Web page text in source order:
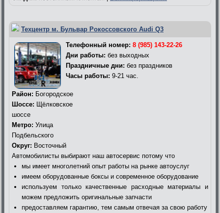
Техцентр м. Бульвар Рокоссовского Audi Q3
Телефонный номер: 8 (985) 143-22-26
Дни работы: без выходных
Праздничные дни: без праздников
Часы работы: 9-21 час.
Район: Богородское
Шоссе: Щёлковское
шоссе
Метро: Улица
Подбельского
Округ: Восточный
Автомобилисты выбирают наш автосервис потому что
мы имеет многолетний опыт работы на рынке автоуслуг
имеем оборудованные боксы и современное оборудование
используем только качественные расходные материалы и
можем предложить оригинальные запчасти
предоставляем гарантию, тем самым отвечая за свою работу